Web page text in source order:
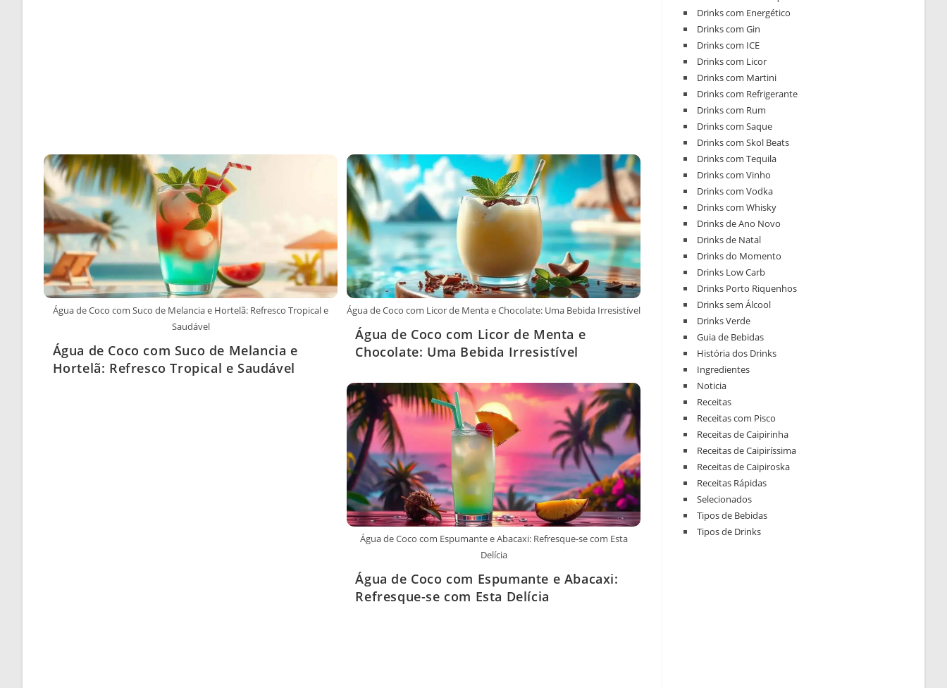
Água de Coco com Suco de Melancia e Hortelã: Refresco Tropical e
Saudável
Água de Coco com Suco de Melancia e
Hortelã: Refresco Tropical e Saudável
Água de Coco com Licor de Menta e Chocolate: Uma Bebida Irresistível
Água de Coco com Licor de Menta e
Chocolate: Uma Bebida Irresistível
Água de Coco com Espumante e Abacaxi: Refresque-se com Esta
Delícia
Água de Coco com Espumante e Abacaxi:
Refresque-se com Esta Delícia
Drinks com Energético
Drinks com Gin
Drinks com ICE
Drinks com Licor
Drinks com Martini
Drinks com Refrigerante
Drinks com Rum
Drinks com Saque
Drinks com Skol Beats
Drinks com Tequila
Drinks com Vinho
Drinks com Vodka
Drinks com Whisky
Drinks de Ano Novo
Drinks de Natal
Drinks do Momento
Drinks Low Carb
Drinks Porto Riquenhos
Drinks sem Álcool
Drinks Verde
Guia de Bebidas
História dos Drinks
Ingredientes
Noticia
Receitas
Receitas com Pisco
Receitas de Caipirinha
Receitas de Caipiríssima
Receitas de Caipiroska
Receitas Rápidas
Selecionados
Tipos de Bebidas
Tipos de Drinks